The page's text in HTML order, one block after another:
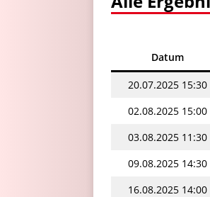
Datum
20.07.2025 15:30
02.08.2025 15:00
03.08.2025 11:30
09.08.2025 14:30
16.08.2025 14:00